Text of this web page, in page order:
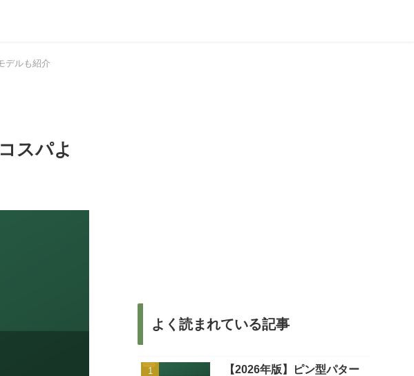
デルも紹介
スパよ
よく読まれている記事
【2026年版】ピン型パター